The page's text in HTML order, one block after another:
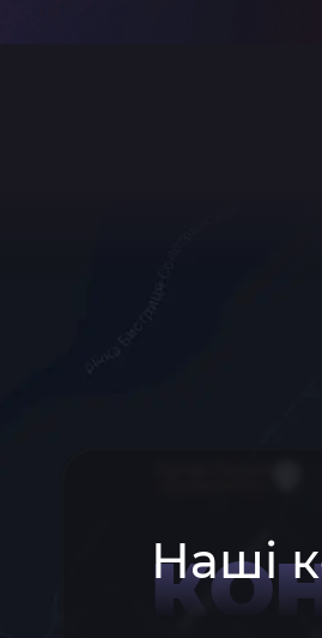
Наші